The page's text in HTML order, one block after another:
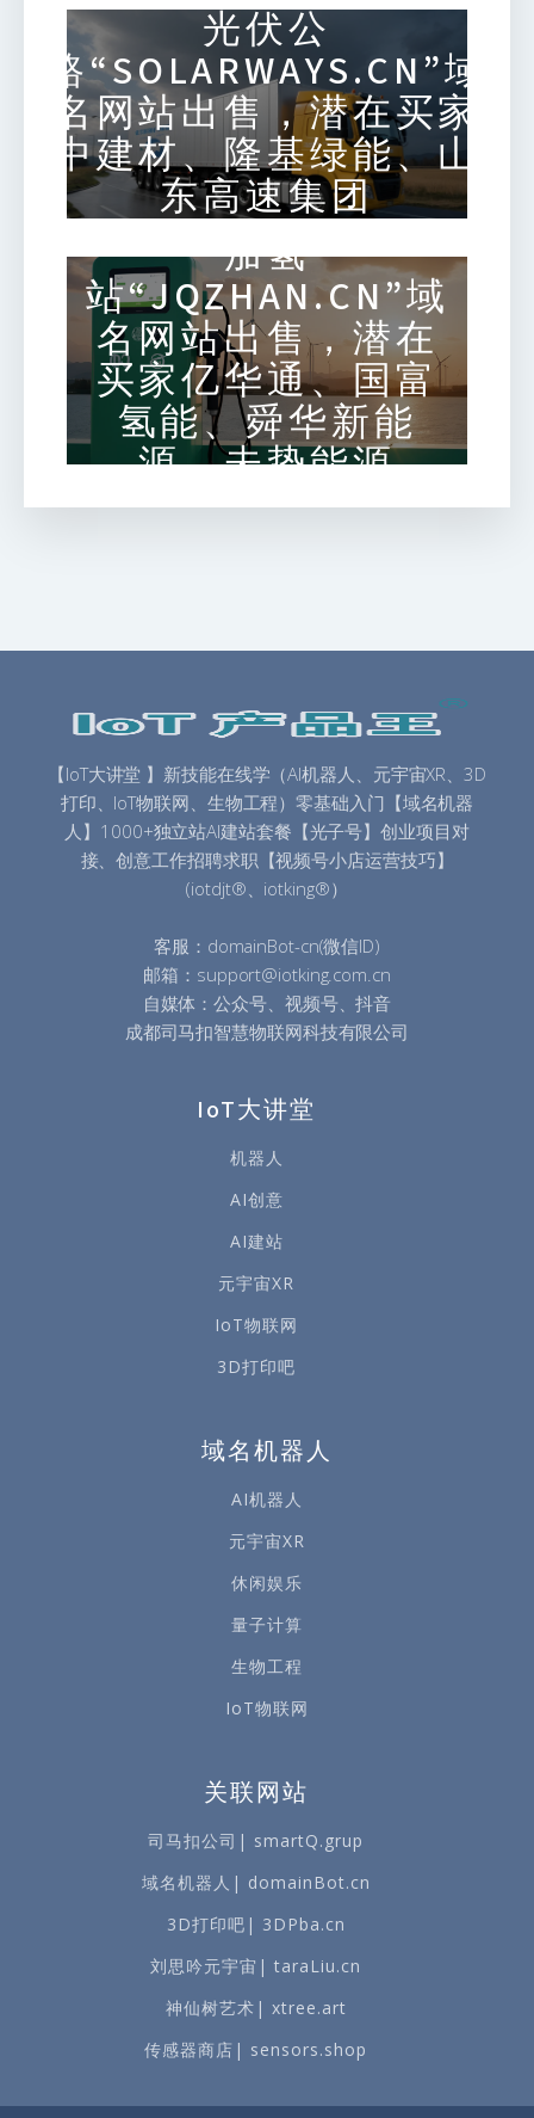
光伏公
路“SOLARWAYS.CN”域
名网站出售，潜在买家
中建材、隆基绿能、山
东高速集团
加氢
站“JQZHAN.CN”域
名网站出售，潜在
买家亿华通、国富
氢能、舜华新能
源、未势能源
【IoT大讲堂 】新技能在线学（AI机器人、元宇宙XR、3D
打印、IoT物联网、生物工程）零基础入门【域名机器
人】1000+独立站AI建站套餐【光子号】创业项目对
接、创意工作招聘求职【视频号小店运营技巧】
(iotdjt®、iotking®）
客服：domainBot-cn(微信ID)
邮箱：support@iotking.com.cn
自媒体：公众号、视频号、抖音
成都司马扣智慧物联网科技有限公司
IoT大讲堂
机器人
AI创意
AI建站
元宇宙XR
IoT物联网
3D打印吧
域名机器人
AI机器人
元宇宙XR
休闲娱乐
量子计算
生物工程
IoT物联网
关联网站
司马扣公司| smartQ.grup
域名机器人| domainBot.cn
3D打印吧| 3DPba.cn
刘思吟元宇宙| taraLiu.cn
神仙树艺术| xtree.art
传感器商店| sensors.shop